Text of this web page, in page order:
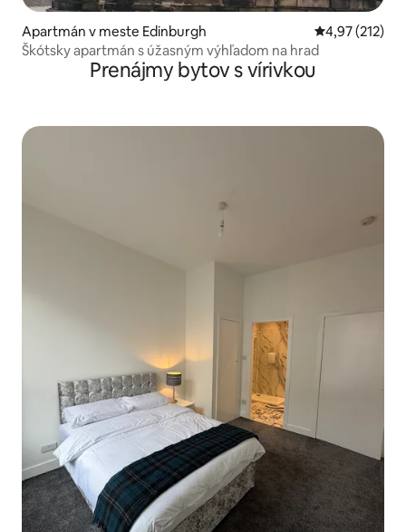
Apartmán v meste Edinburgh Priemerné
4,97 (212)
Škótsky apartmán s úžasným výhľadom na hrad
Prenájmy bytov s vírivkou